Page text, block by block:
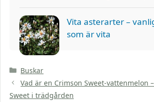
Vita asterarter –
som är vita
Kategorier
Buskar
Vad är en Crimson Sweet-vattenmelon
Sweet i trädgården